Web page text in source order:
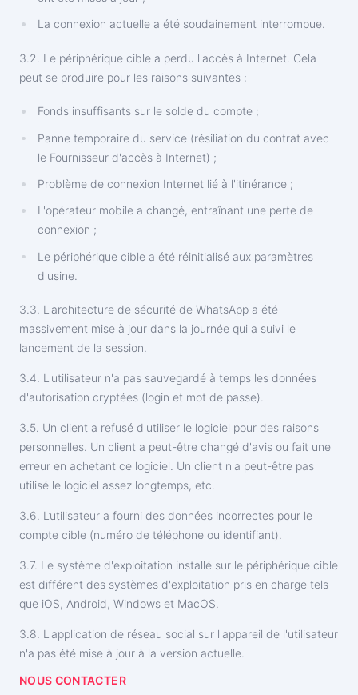
La connexion actuelle a été soudainement interrompue.
3.2. Le périphérique cible a perdu l'accès à Internet. Cela
peut se produire pour les raisons suivantes :
Fonds insuffisants sur le solde du compte ;
Panne temporaire du service (résiliation du contrat avec
le Fournisseur d'accès à Internet) ;
Problème de connexion Internet lié à l'itinérance ;
L'opérateur mobile a changé, entraînant une perte de
connexion ;
Le périphérique cible a été réinitialisé aux paramètres
d'usine.
3.3. L'architecture de sécurité de WhatsApp a été
massivement mise à jour dans la journée qui a suivi le
lancement de la session.
3.4. L'utilisateur n'a pas sauvegardé à temps les données
d'autorisation cryptées (login et mot de passe).
3.5. Un client a refusé d'utiliser le logiciel pour des raisons
personnelles. Un client a peut-être changé d'avis ou fait une
erreur en achetant ce logiciel. Un client n'a peut-être pas
utilisé le logiciel assez longtemps, etc.
3.6. L’utilisateur a fourni des données incorrectes pour le
compte cible (numéro de téléphone ou identifiant).
3.7. Le système d'exploitation installé sur le périphérique cible
est différent des systèmes d'exploitation pris en charge tels
que iOS, Android, Windows et MacOS.
3.8. L'application de réseau social sur l'appareil de l'utilisateur
n'a pas été mise à jour à la version actuelle.
NOUS CONTACTER